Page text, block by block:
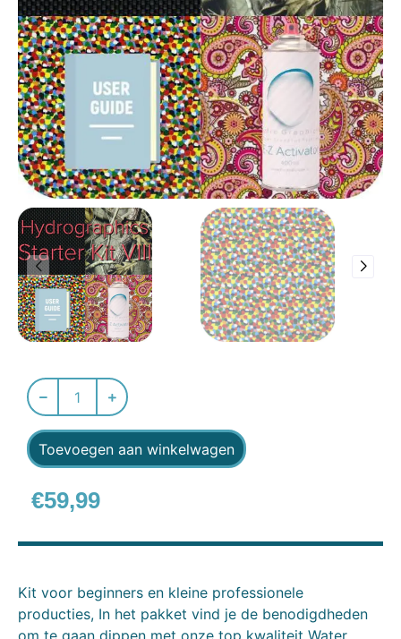
Toevoegen aan winkelwagen
€59,99
Kit voor beginners en kleine professionele
producties, In het pakket vind je de benodigdheden